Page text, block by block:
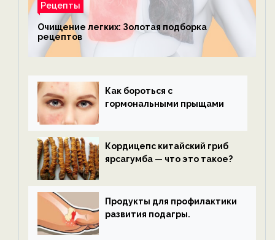
Рецепты
Очищение легких: Золотая подборка
рецептов
Как бороться с
гормональными прыщами
Кордицепс китайский гриб
ярсагумба — что это такое?
Продукты для профилактики
развития подагры.